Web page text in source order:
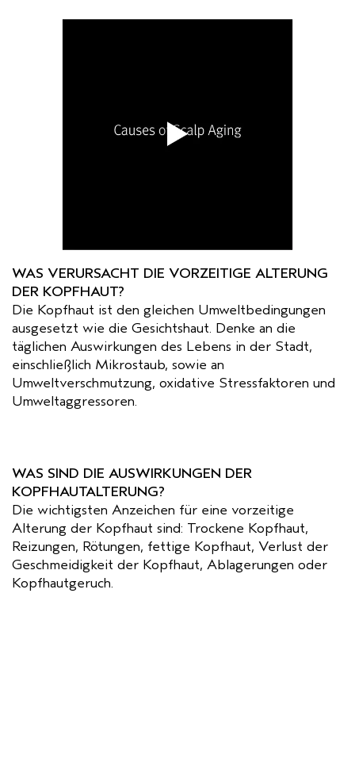
WAS VERURSACHT DIE VORZEITIGE ALTERUNG
DER KOPFHAUT?
Die Kopfhaut ist den gleichen Umweltbedingungen
ausgesetzt wie die Gesichtshaut. Denke an die
täglichen Auswirkungen des Lebens in der Stadt,
einschließlich Mikrostaub, sowie an
Umweltverschmutzung, oxidative Stressfaktoren und
Umweltaggressoren.
WAS SIND DIE AUSWIRKUNGEN DER
KOPFHAUTALTERUNG?
Die wichtigsten Anzeichen für eine vorzeitige
Alterung der Kopfhaut sind: Trockene Kopfhaut,
Reizungen, Rötungen, fettige Kopfhaut, Verlust der
Geschmeidigkeit der Kopfhaut, Ablagerungen oder
Kopfhautgeruch.